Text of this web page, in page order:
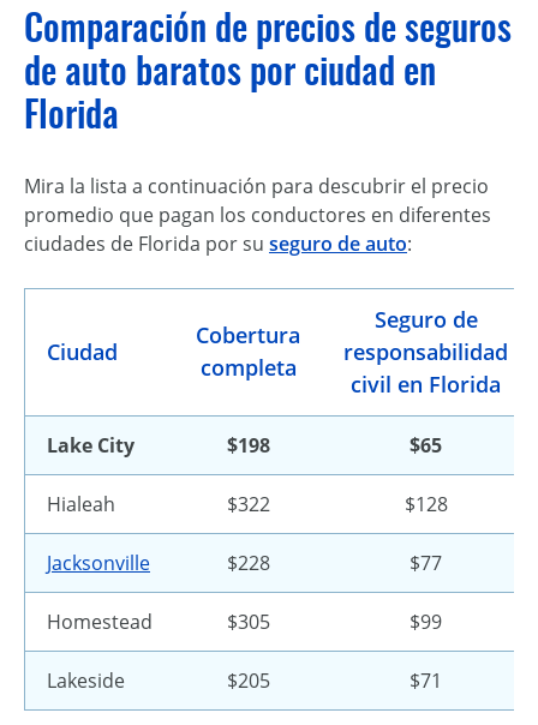
Comparación de precios de seguros
de auto baratos por ciudad en
Florida
Mira la lista a continuación para descubrir el precio
promedio que pagan los conductores en diferentes
ciudades de Florida por su seguro de auto:
Ciudad
Cobertura
completa
Seguro de
responsabilidad
civil en Florida
Lake City $198 $65
Hialeah $322 $128
Jacksonville $228 $77
Homestead $305 $99
Lakeside $205 $71